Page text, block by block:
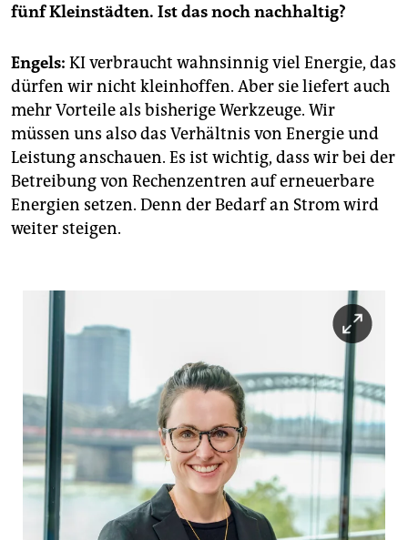
fünf Kleinstädten. Ist das noch nachhaltig?
Engels: KI verbraucht wahnsinnig viel Energie, das
dürfen wir nicht kleinhoffen. Aber sie liefert auch
mehr Vorteile als bisherige Werkzeuge. Wir
müssen uns also das Verhältnis von Energie und
Leistung anschauen. Es ist wichtig, dass wir bei der
Betreibung von Rechenzentren auf erneuerbare
Energien setzen. Denn der Bedarf an Strom wird
weiter steigen.